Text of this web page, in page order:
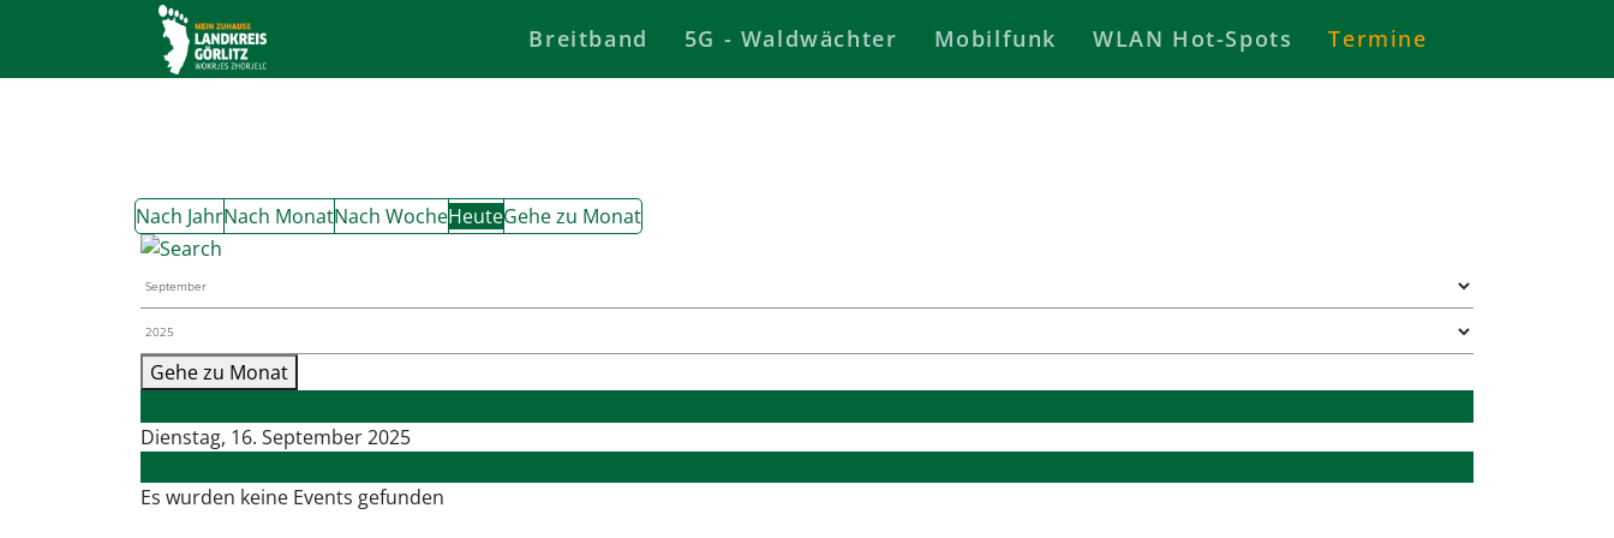
Breitband 5G - Waldwächter Mobilfunk WLAN Hot-Spots Termine
Nach JahrNach MonatNach WocheHeuteGehe zu Monat
Gehe zu Monat
Dienstag, 16. September 2025
Es wurden keine Events gefunden